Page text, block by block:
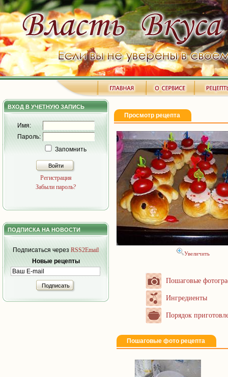
ВХОД В УЧЕТНУЮ ЗАПИСЬ
Имя:
Пароль:
Запомнить
Войти
Регистрация
Забыли пароль?
ПОДПИСКА НА НОВОСТИ
Подписаться черезRSS2Email
Новые рецепты
Подписать
Просмотр рецепта
Увеличить
Пошаговые
Ингредиенты
Порядок
Пошаговые фото рецепта